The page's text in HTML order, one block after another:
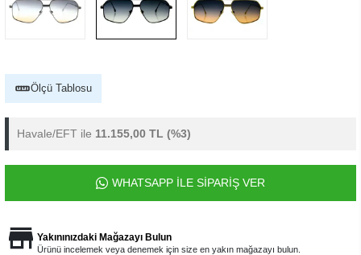
Ölçü Tablosu
Havale/EFT ile 11.155,00 TL (%3)
WHATSAPP İLE SİPARİŞ VER
Yakınınızdaki Mağazayı Bulun
Ürünü incelemek veya denemek için size en yakın mağazayı bulun.